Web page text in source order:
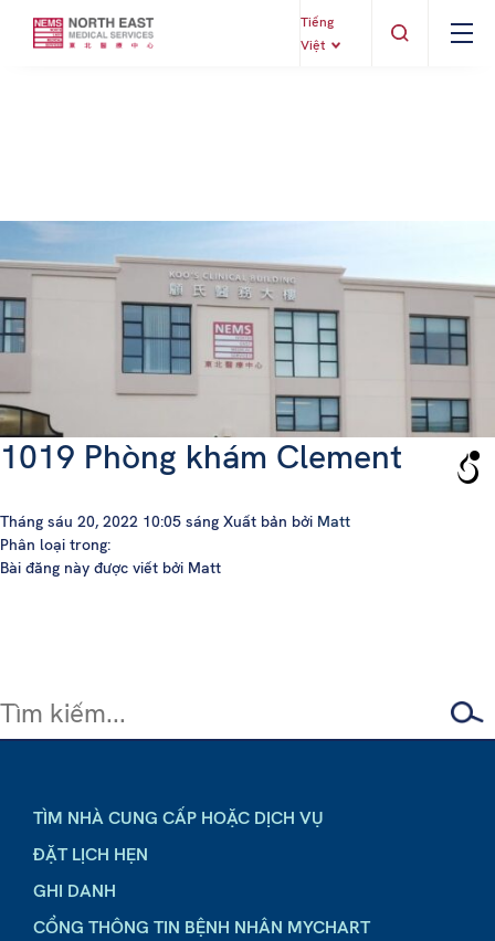
Tiếng
Việt
1019 Phòng khám Clement
Tháng sáu 20, 2022 10:05 sáng Xuất bản bởi Matt
Phân loại trong:
Bài đăng này được viết bởi Matt
TÌM NHÀ CUNG CẤP HOẶC DỊCH VỤ
ĐẶT LỊCH HẸN
GHI DANH
CỔNG THÔNG TIN BỆNH NHÂN MYCHART